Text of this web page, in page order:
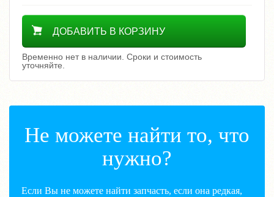
Уточнить цену
ДОБАВИТЬ В КОРЗИНУ
Временно нет в наличии. Сроки и стоимость
уточняйте.
Не можете найти то, что
нужно?
Если Вы не можете найти запчасть, если она редкая,